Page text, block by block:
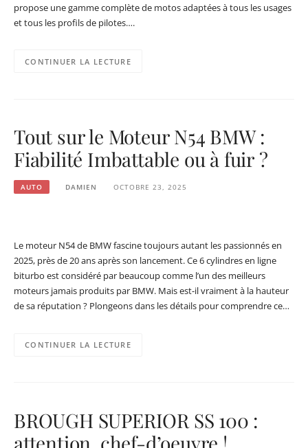
propose une gamme complète de motos adaptées à tous les usages
et tous les profils de pilotes….
CONTINUER LA LECTURE
Tout sur le Moteur N54 BMW :
Fiabilité Imbattable ou à fuir ?
AUTO DAMIEN OCTOBRE 23, 2025
Le moteur N54 de BMW fascine toujours autant les passionnés en
2025, près de 20 ans après son lancement. Ce 6 cylindres en ligne
biturbo est considéré par beaucoup comme l’un des meilleurs
moteurs jamais produits par BMW. Mais est-il vraiment à la hauteur
de sa réputation ? Plongeons dans les détails pour comprendre ce…
CONTINUER LA LECTURE
BROUGH SUPERIOR SS 100 :
attention, chef-d’oeuvre !